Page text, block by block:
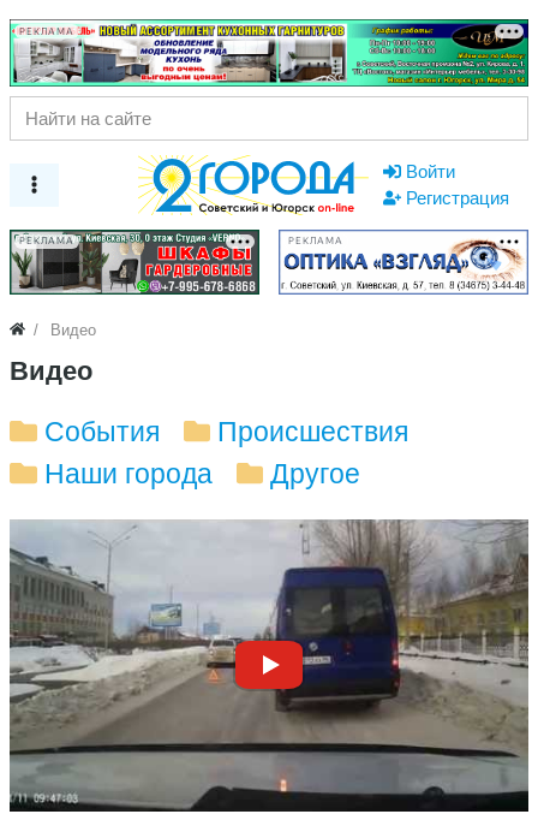
РЕКЛАМА
Войти
Регистрация
РЕКЛАМА РЕКЛАМА
Видео
Видео
События
Происшествия
Наши города
Другое